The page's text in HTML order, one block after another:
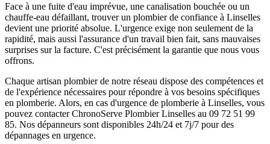
Face à une fuite d'eau imprévue, une canalisation bouchée ou un
chauffe-eau défaillant, trouver un plombier de confiance à Linselles
devient une priorité absolue. L'urgence exige non seulement de la
rapidité, mais aussi l'assurance d'un travail bien fait, sans mauvaises
surprises sur la facture. C'est précisément la garantie que nous vous
offrons.
Chaque artisan plombier de notre réseau dispose des compétences et
de l'expérience nécessaires pour répondre à vos besoins spécifiques
en plomberie. Alors, en cas d'urgence de plomberie à Linselles, vous
pouvez contacter ChronoServe Plombier Linselles au 09 72 51 99
85. Nos dépanneurs sont disponibles 24h/24 et 7j/7 pour des
dépannages en urgence.